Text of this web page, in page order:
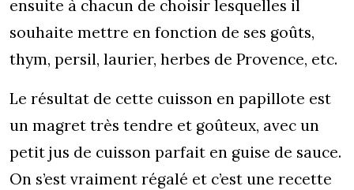
ensuite à chacun de choisir lesquelles il
souhaite mettre en fonction de ses goûts,
thym, persil, laurier, herbes de Provence, etc.
Le résultat de cette cuisson en papillote est
un magret très tendre et goûteux, avec un
petit jus de cuisson parfait en guise de sauce.
On s’est vraiment régalé et c’est une recette